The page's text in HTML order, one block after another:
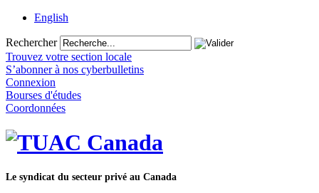
English
Rechercher
Trouvez votre section locale
S’abonner à nos cyberbulletins
Connexion
Bourses d'études
Coordonnées
Le syndicat du secteur privé au Canada